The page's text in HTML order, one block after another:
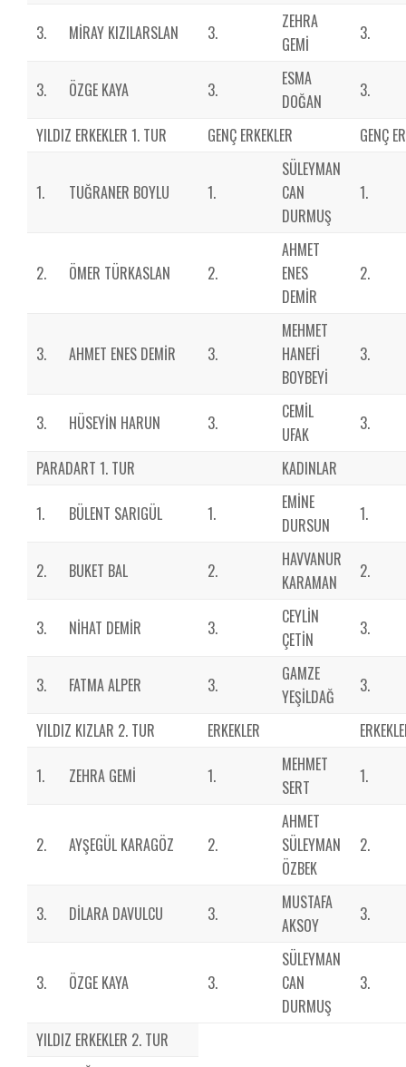
3. MİRAY KIZILARSLAN 3.
ZEHRA
GEMİ
3.
3. ÖZGE KAYA 3.
ESMA
DOĞAN
3.
YILDIZ ERKEKLER 1. TUR GENÇ ERKEKLER GENÇ
1. TUĞRANER BOYLU 1.
SÜLEYMAN
CAN
DURMUŞ
1.
2. ÖMER TÜRKASLAN 2.
AHMET
ENES
DEMİR
2.
3. AHMET ENES DEMİR 3.
MEHMET
HANEFİ
BOYBEYİ
3.
3. HÜSEYİN HARUN 3.
CEMİL
UFAK
3.
PARADART 1. TUR KADINLAR
1. BÜLENT SARIGÜL 1.
EMİNE
DURSUN
1.
2. BUKET BAL 2.
HAVVANUR
KARAMAN
2.
3. NİHAT DEMİR 3.
CEYLİN
ÇETİN
3.
3. FATMA ALPER 3.
GAMZE
YEŞİLDAĞ
3.
YILDIZ KIZLAR 2. TUR ERKEKLER
1. ZEHRA GEMİ 1.
MEHMET
SERT
1.
2. AYŞEGÜL KARAGÖZ 2.
AHMET
SÜLEYMAN
ÖZBEK
2.
3. DİLARA DAVULCU 3.
MUSTAFA
AKSOY
3.
3. ÖZGE KAYA 3.
SÜLEYMAN
CAN
DURMUŞ
3.
YILDIZ ERKEKLER 2. TUR